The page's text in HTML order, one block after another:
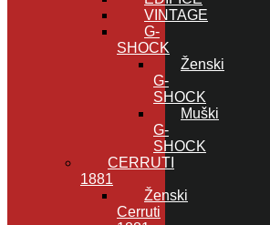
VINTAGE
G-
SHOCK
Ženski
G-
SHOCK
Muški
G-
SHOCK
CERRUTI
1881
Ženski
Cerruti